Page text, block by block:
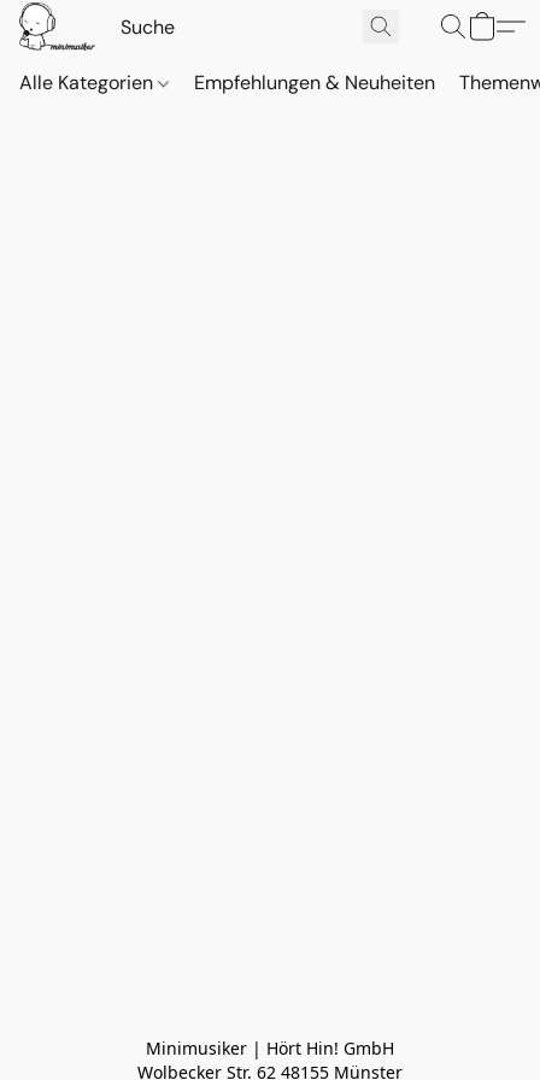
Alle Kategorien Empfehlungen & Neuheiten
Minimusiker | Hört Hin! GmbH
Wolbecker Str. 62 48155 Münster